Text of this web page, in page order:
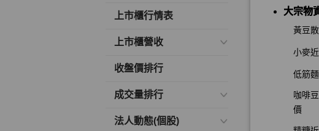
上市櫃行情表
上市櫃營收
收盤價排行
成交量排行
法人動態(個股)